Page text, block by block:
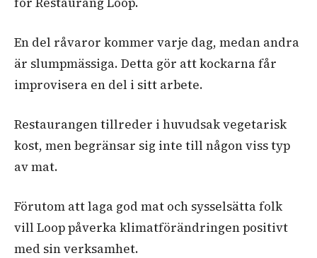
En del råvaror kommer varje dag, medan andra
är slumpmässiga. Detta gör att kockarna får
improvisera en del i sitt arbete.
Restaurangen tillreder i huvudsak vegetarisk
kost, men begränsar sig inte till någon viss typ
av mat.
Förutom att laga god mat och sysselsätta folk
vill Loop påverka klimatförändringen positivt
med sin verksamhet.